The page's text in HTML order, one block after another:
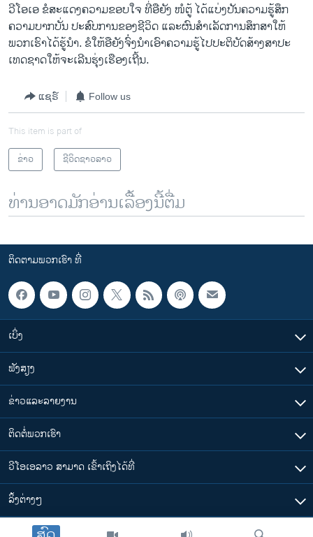
ວີ​ໂອ​ເອ ຂໍ​ສະ​ແດງ​ຄວາມ​ຂອບ​ໃຈ ທີ່​ອື​ຍັງ ໜໍ​ຕູ້ ​ໄດ້​ແບ່ງປັນ​ຄວາມ​ຮູ້ສຶກ
ຄວາມ​ບາກ​ບັ່ນ ປະສົບ​ການຂອງຊີວິດ ​ແລະ​ຜົນ​ສຳ​ເລັດ​ການ​ສຶກສາໃຫ້
ພວກເຮົາໄດ້ຮູ້ນຳ. ຂໍ​ໃຫ້​ອື​ຍັງ​ຈົ່່ງ​ນຳ​ເອົາ​ຄວາມ​ຮູ້​ໄປ​ປະຕິບັດ​ສ້າງສາ​ປະ​
ເທດ​ຊາດ​ໃຫ້​ຈະ​ເລີ​ນຮຸ່ງເຮືອງເຖີ້ນ.
ແຊຣ໌ Follow us
This item is part of
ຂ່າວ
ຊີວິດຊາວລາວ
ທ່ານອາດມັກອ່ານເລື້ອງນີ້ຕື່ມ
ຕິດຕາມພວກເຮົາ ທີ່
ເບິ່ງ
ຟັງສຽງ
ຂ່າວແລະລາຍງານ
ຕິດຕໍ່ພວກເຮົາ
ວີໂອເອລາວ ສາມາດ ເຂົ້າເຖິງໄດ້ທີ່
​ລິ້ງ​ຕ່າງໆ
ຕາມເວລາໃນລາວ